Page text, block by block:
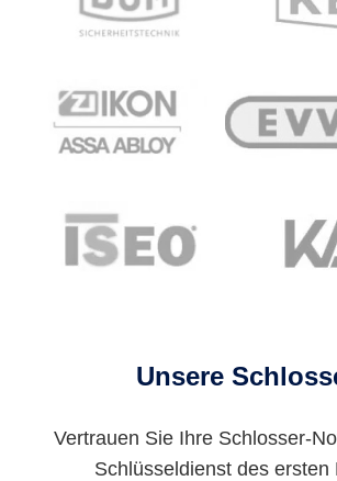
Unsere
Vertrauen Sie Ihre Schlosser-
Schlüsseldienst des ersten